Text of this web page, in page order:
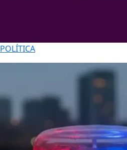
POLÍTICA